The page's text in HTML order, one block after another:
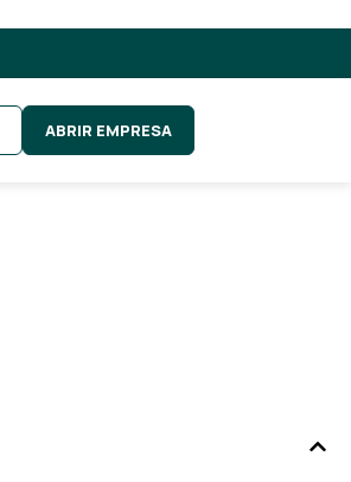
ABRIR EMPRESA